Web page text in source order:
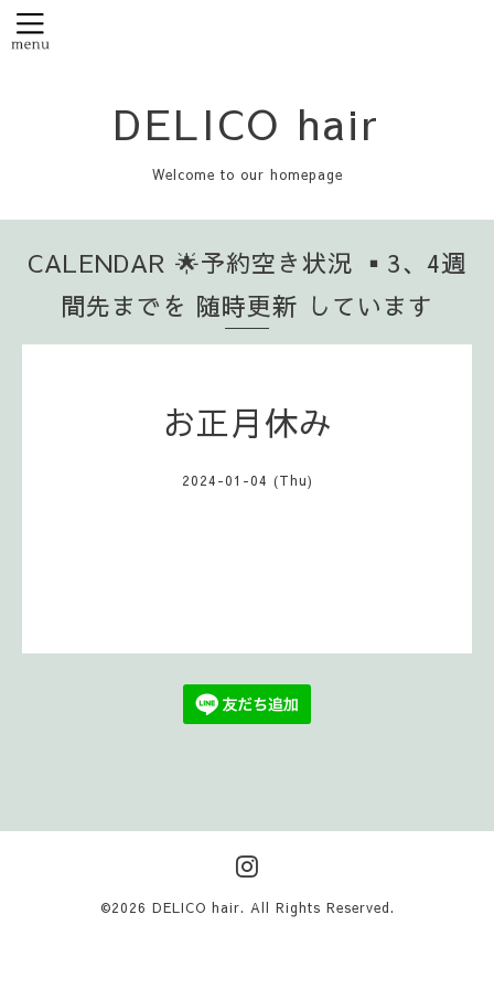
DELICO hair
Welcome to our homepage
CALENDAR 🌟予約空き状況 ▪️3、4週
間先までを 随時更新 しています
お正月休み
2024-01-04 (Thu)
©2026 DELICO hair. All Rights Reserved.